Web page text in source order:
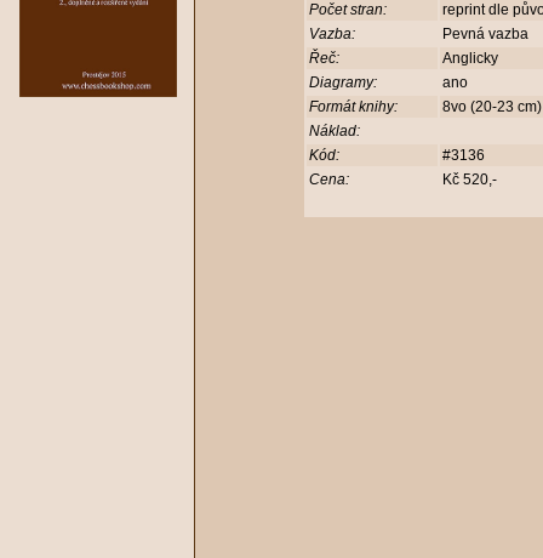
Počet stran:
reprint dle
Vazba:
Pevná vazba
Řeč:
Anglicky
Diagramy:
ano
Formát knihy:
8vo (20-23
Náklad:
Kód:
#3136
Cena:
Kč 520,-